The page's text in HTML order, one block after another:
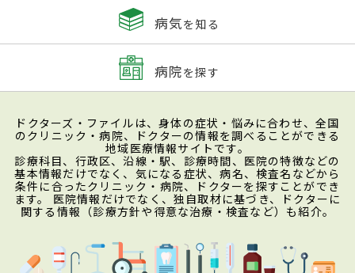
病気を知る
病院を探す
ドクターズ・ファイルは、身体の症状・悩みに合わせ、全国
のクリニック・病院、ドクターの情報を調べることができる
地域医療情報サイトです。
診療科目、行政区、沿線・駅、診療時間、医院の特徴などの
基本情報だけでなく、気になる症状、病名、検査名などから
条件に合ったクリニック・病院、ドクターを探すことができ
ます。 医院情報だけでなく、独自取材に基づき、ドクターに
関する情報（診療方針や得意な治療・検査など）も紹介。